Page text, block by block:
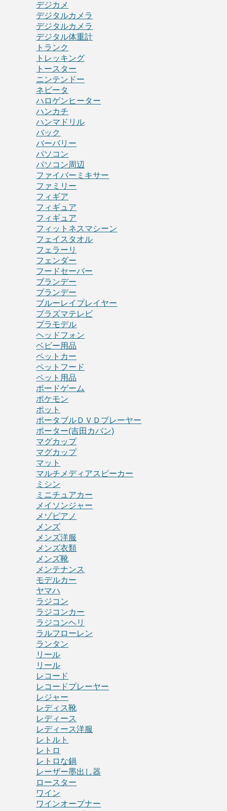
デジカメ
デジタルカメラ
デジタルカメラ
デジタル体重計
トランク
トレッキング
トースター
ニンテンドー
ネビータ
ハロゲンヒーター
ハンカチ
ハンマドリル
バック
バーバリー
パソコン
パソコン周辺
ファイバーミキサー
ファミリー
フィギア
フィギュア
フィギュア
フィットネスマシーン
フェイスタオル
フェラーリ
フェンダー
フードセーバー
ブランデー
ブランデー
ブルーレイプレイヤー
プラズマテレビ
プラモデル
ヘッドフォン
ベビー用品
ペットカー
ペットフード
ペット用品
ボードゲーム
ポケモン
ポット
ポータブルＤＶＤプレーヤー
ポーター(吉田カバン)
マグカップ
マグカップ
マット
マルチメディアスピーカー
ミシン
ミニチュアカー
メイソンジャー
メゾピアノ
メンズ
メンズ洋服
メンズ衣類
メンズ靴
メンテナンス
モデルカー
ヤマハ
ラジコン
ラジコンカー
ラジコンヘリ
ラルフローレン
ランタン
リール
リール
レコード
レコードプレーヤー
レジャー
レディス靴
レディース
レディース洋服
レトルト
レトロ
レトロな鍋
レーザー墨出し器
ロースター
ワイン
ワインオープナー